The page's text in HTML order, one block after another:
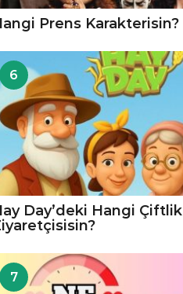
Prens Karakterisin?
6
Day’deki Hangi Çiftlik
7